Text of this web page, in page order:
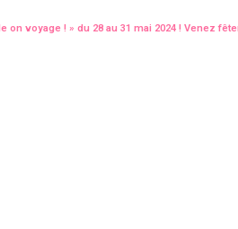
on voyage ! » du 28 au 31 mai 2024 ! Venez